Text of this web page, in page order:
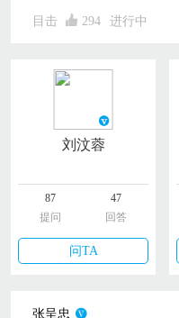
目击 294 进行中
刘汶蓉
87
47
提问
回答
问TA
张呈忠